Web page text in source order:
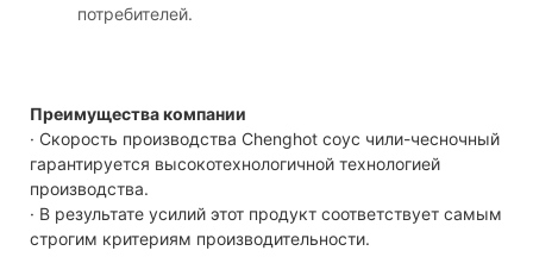
потребителей.
Преимущества компании
· Скорость производства Chenghot соус чили-чесночный
гарантируется высокотехнологичной технологией
производства.
· В результате усилий этот продукт соответствует самым
строгим критериям производительности.